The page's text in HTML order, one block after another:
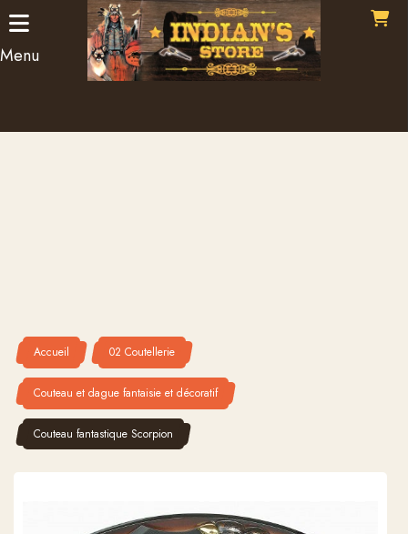
Menu
Accueil 02 Coutellerie
Couteau et dague fantaisie et décoratif
Couteau fantastique Scorpion
Panneau de gestion des cookies